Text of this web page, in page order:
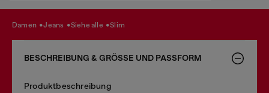
damen jeans siehe alle slim
BESCHREIBUNG & GRÖSSE UND PASSFORM
Produktbeschreibung